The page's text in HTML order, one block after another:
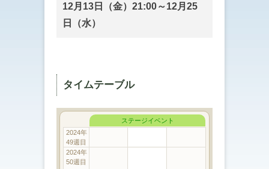
12月13日（金）21:00～12月25
日（水）
タイムテーブル